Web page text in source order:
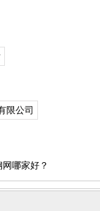
限公司
哪家好？